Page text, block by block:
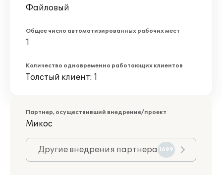
Файловый
Общее число автоматизированных рабочих мест
1
Количество одновременно работающих клиентов
Толстый клиент: 1
Партнер, осуществивший внедрение/проект
Микос
Другие внедрения партнера 1699